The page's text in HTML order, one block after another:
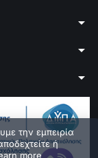
arrow_drop_down
arrow_drop_down
arrow_drop_down
την εμπειρία
ή
more